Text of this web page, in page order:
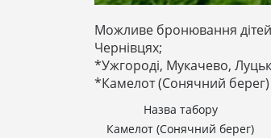
Можливе бронювання дітей
Чернівцях;
*Ужгороді, Мукачево,
*Камелот (Сонячний берег)
Назва табору
Камелот (Сонячний берег)